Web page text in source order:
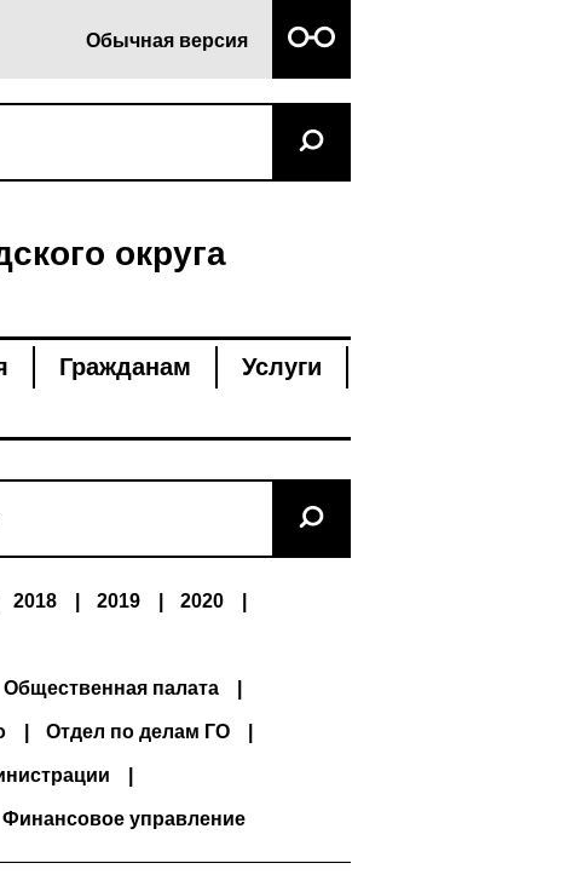
Обычная версия
округа
Гражданам
Услуги
2018 2019 2020
Общественная палата
Отдел по делам ГО
Финансовое управление